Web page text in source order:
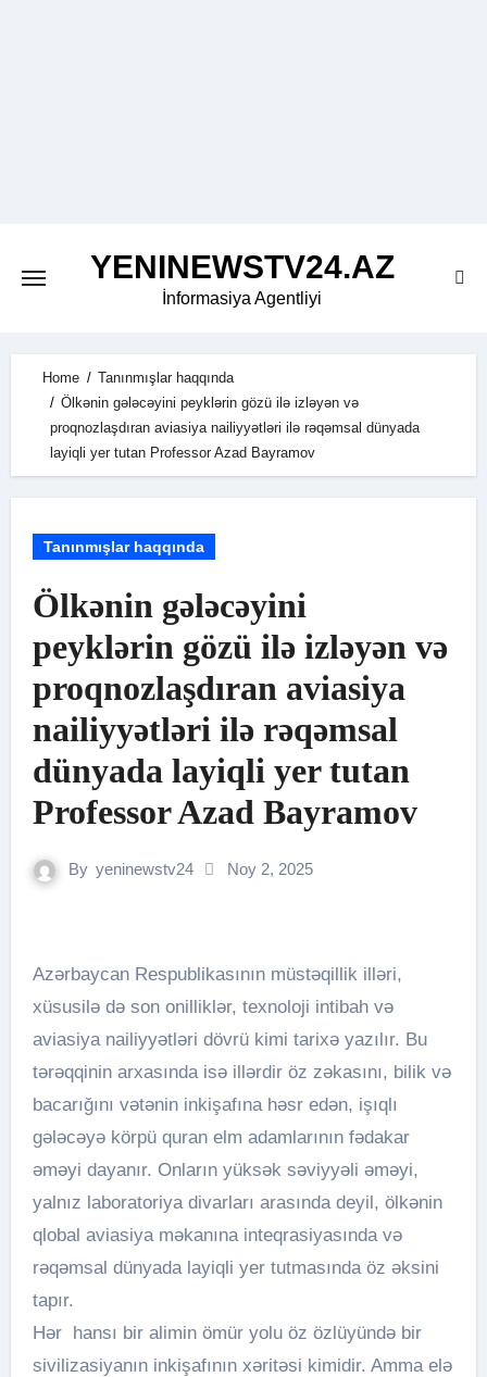
YENINEWSTV24.AZ
İnformasiya Agentliyi
Home
Tanınmışlar haqqında
Ölkənin gələcəyini peyklərin gözü ilə izləyən və
proqnozlaşdıran aviasiya nailiyyətləri ilə rəqəmsal dünyada
layiqli yer tutan Professor Azad Bayramov
Tanınmışlar haqqında
Ölkənin gələcəyini
peyklərin gözü ilə izləyən və
proqnozlaşdıran aviasiya
nailiyyətləri ilə rəqəmsal
dünyada layiqli yer tutan
Professor Azad Bayramov
By yeninewstv24 Noy 2, 2025
Azərbaycan Respublikasının müstəqillik illəri,
xüsusilə də son onilliklər, texnoloji intibah və
aviasiya nailiyyətləri dövrü kimi tarixə yazılır. Bu
tərəqqinin arxasında isə illərdir öz zəkasını, bilik və
bacarığını vətənin inkişafına həsr edən, işıqlı
gələcəyə körpü quran elm adamlarının fədakar
əməyi dayanır. Onların yüksək səviyyəli əməyi,
yalnız laboratoriya divarları arasında deyil, ölkənin
qlobal aviasiya məkanına inteqrasiyasında və
rəqəmsal dünyada layiqli yer tutmasında öz əksini
tapır.
Hər hansı bir alimin ömür yolu öz özlüyündə bir
sivilizasiyanın inkişafının xəritəsi kimidir. Amma elə